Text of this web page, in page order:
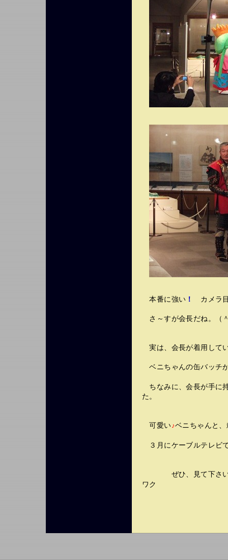
本番に強い ！ カメラ
さ～すが会長だね。（
実は、会長が着用して
ベニちゃんの缶バッチ
ちなみに、会長が手に
た。
可愛い♪ベニちゃんと
３月にケーブルテレビ
ぜひ、見て下さい
ワク